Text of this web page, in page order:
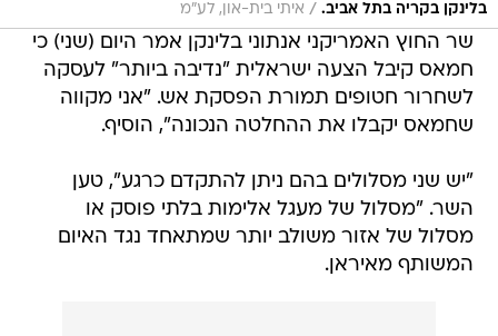
בלינקן בקריה בתל אביב. / איתי בית-און, לע"מ
שר החוץ האמריקני אנתוני בלינקן אמר היום (שני) כי
חמאס קיבל הצעה ישראלית "נדיבה ביותר" לעסקה
לשחרור חטופים תמורת הפסקת אש. "אני מקווה
שחמאס יקבלו את ההחלטה הנכונה", הוסיף.
"יש שני מסלולים בהם ניתן להתקדם כרגע", טען
השר. "מסלול של מעגל אלימות בלתי פוסק או
מסלול של אזור משולב יותר שמתאחד נגד האיום
המשותף מאיראן.